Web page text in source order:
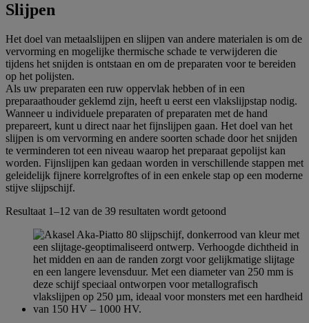
Slijpen
Het doel van metaalslijpen en slijpen van andere materialen is om de
vervorming en mogelijke thermische schade te verwijderen die
tijdens het snijden is ontstaan en om de preparaten voor te bereiden
op het polijsten.
Als uw preparaten een ruw oppervlak hebben of in een
preparaathouder geklemd zijn, heeft u eerst een vlakslijpstap nodig.
Wanneer u individuele preparaten of preparaten met de hand
prepareert, kunt u direct naar het fijnslijpen gaan. Het doel van het
slijpen is om vervorming en andere soorten schade door het snijden
te verminderen tot een niveau waarop het preparaat gepolijst kan
worden. Fijnslijpen kan gedaan worden in verschillende stappen met
geleidelijk fijnere korrelgroftes of in een enkele stap op een moderne
stijve slijpschijf.
Resultaat 1–12 van de 39 resultaten wordt getoond